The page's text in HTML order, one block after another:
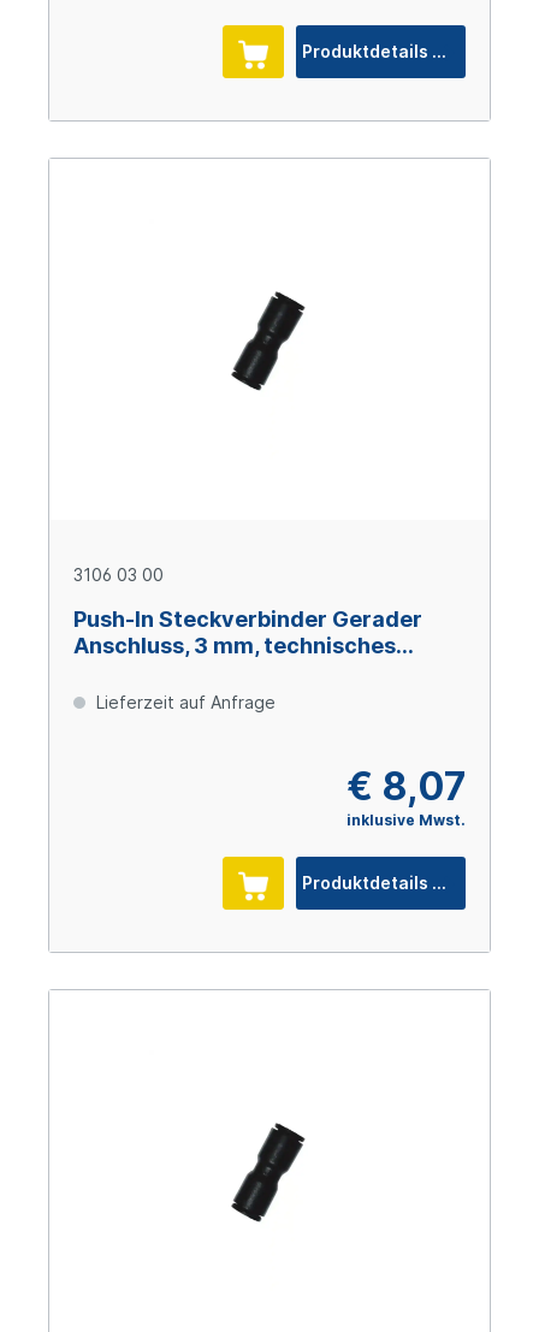
Produktdetails
3106 03 00
Push-In Steckverbinder Gerader
Anschluss, 3 mm, technisches
Lieferzeit auf Anfrage
€ 8,07
inklusive Mwst.
Produktdetails